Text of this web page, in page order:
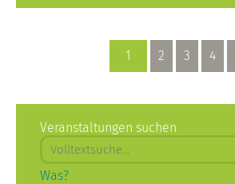
1 2 3 4
Veranstaltungen suchen
Was?